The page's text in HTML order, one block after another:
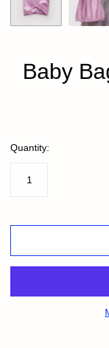
Baby
Quantity: